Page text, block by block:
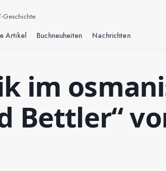
Geschichte
Artikel Buchneuheiten Nachrichten
im
Bettler“